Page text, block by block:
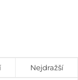
Nejdražší